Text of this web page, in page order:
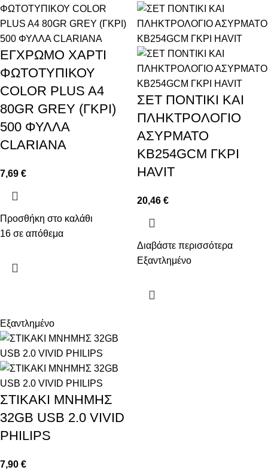
ΕΓΧΡΩΜΟ ΧΑΡΤΙ
ΦΩΤΟΤΥΠΙΚΟΥ
COLOR PLUS A4
80GR GREY (ΓΚΡΙ)
500 ΦΥΛΛΑ
CLARIANA
7,69 €
Προσθήκη στο καλάθι
16 σε απόθεμα
ΣΕΤ ΠΟΝΤΙΚΙ ΚΑΙ
ΠΛΗΚΤΡΟΛΟΓΙΟ
ΑΣΥΡΜΑΤΟ
KB254GCM ΓΚΡΙ
HAVIT
20,46 €
Διαβάστε περισσότερα
Εξαντλημένο
Εξαντλημένο
ΣΤΙΚΑΚΙ ΜΝΗΜΗΣ
32GB USB 2.0 VIVID
PHILIPS
7,90 €